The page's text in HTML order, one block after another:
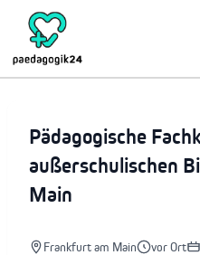
Inhalt
springen
Pädagogische
außerschulischen
Main
Frankfurt am Main vor Ort